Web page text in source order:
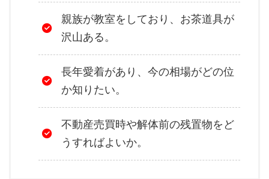
親族が教室をしており、お茶道具が
沢山ある。
長年愛着があり、今の相場がどの位
か知りたい。
不動産売買時や解体前の残置物をど
うすればよいか。